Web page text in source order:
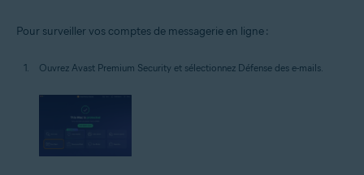
Pour surveiller vos comptes de messagerie en ligne :
Ouvrez Avast Premium Security et sélectionnez Défense des e-mails.